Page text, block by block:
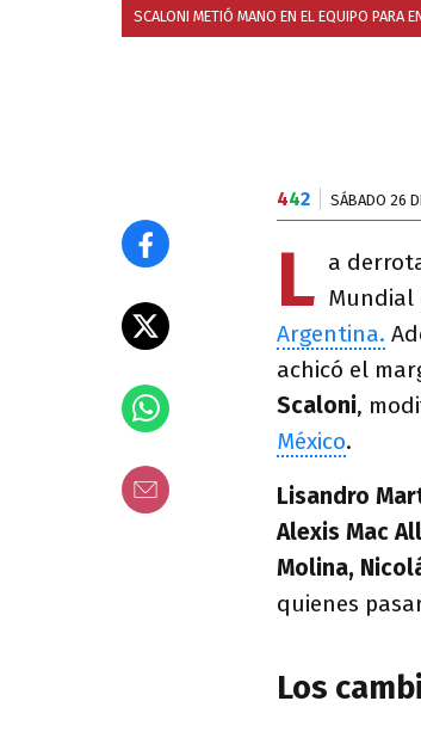
SCALONI METIÓ MANO EN EL EQUIPO PARA
442 SÁBADO 26
L a
Mundial
Argentina.
achicó el
Scaloni,
México.
Lisandro
Alexis Mac
Molina,
quienes
Los